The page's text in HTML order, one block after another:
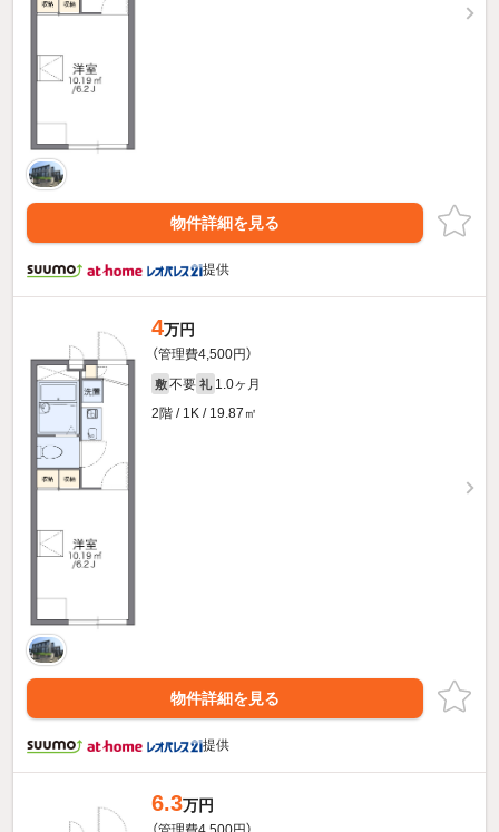
物件詳細を見る
提供
4万円
（管理費4,500円）
敷 不要 礼 1.0ヶ月
2階 / 1K / 19.87㎡
物件詳細を見る
提供
6.3万円